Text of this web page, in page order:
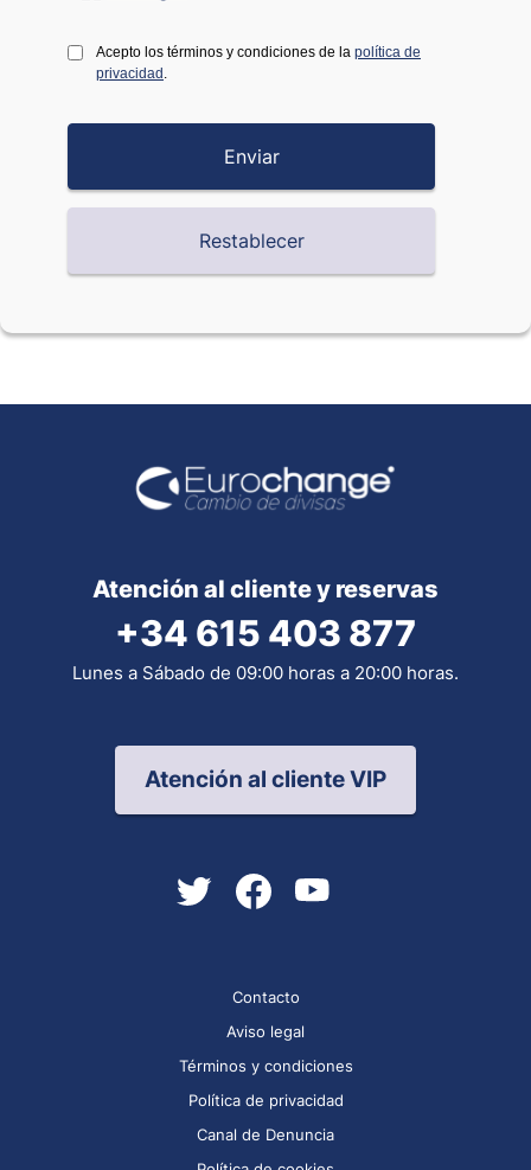
Acepto los términos y condiciones de la política de
privacidad
Atención al cliente y reservas
+34 615 403 877
Lunes a Sábado de 09:00 horas a 20:00 horas.
Atención al cliente VIP
Contacto
Aviso legal
Términos y condiciones
Política de privacidad
Canal de Denuncia